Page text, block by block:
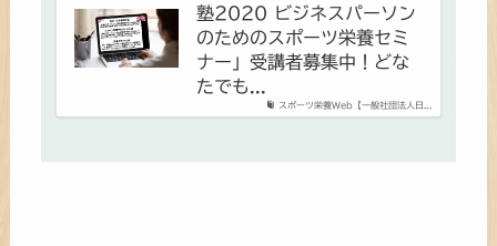
スポーツ栄養Web【一般社団法人日...
塾2020 ビジネスパーソン
のためのスポーツ栄養セミ
ナー」受講者募集中！どな
たでも...